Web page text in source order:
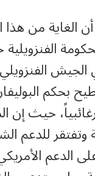
الغاية من هذا
بحكم
حيث إن
وتفتقر للدعم
الدعم